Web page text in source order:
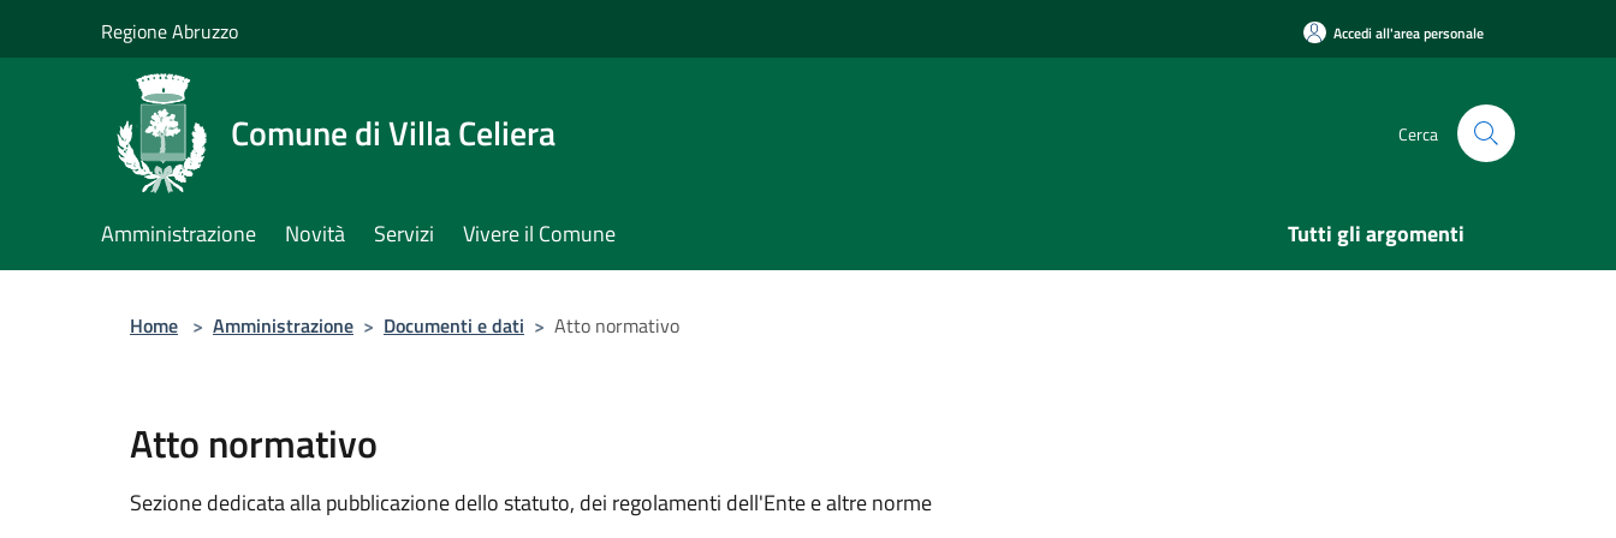
Regione Abruzzo Accedi all'area personale
Comune di Villa Celiera Cerca
Amministrazione Novità Servizi Vivere il Comune Tutti gli argomenti
Home > Amministrazione > Documenti e dati > Atto normativo
Atto normativo
Sezione dedicata alla pubblicazione dello statuto, dei regolamenti dell'Ente e altre norme